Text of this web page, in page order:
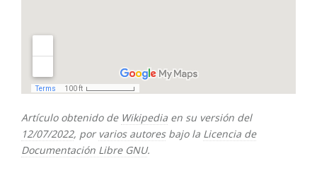
Artículo obtenido de Wikipedia en su versión del
12/07/2022, por varios autoresbajo la Licencia de
Documentación Libre GNU.